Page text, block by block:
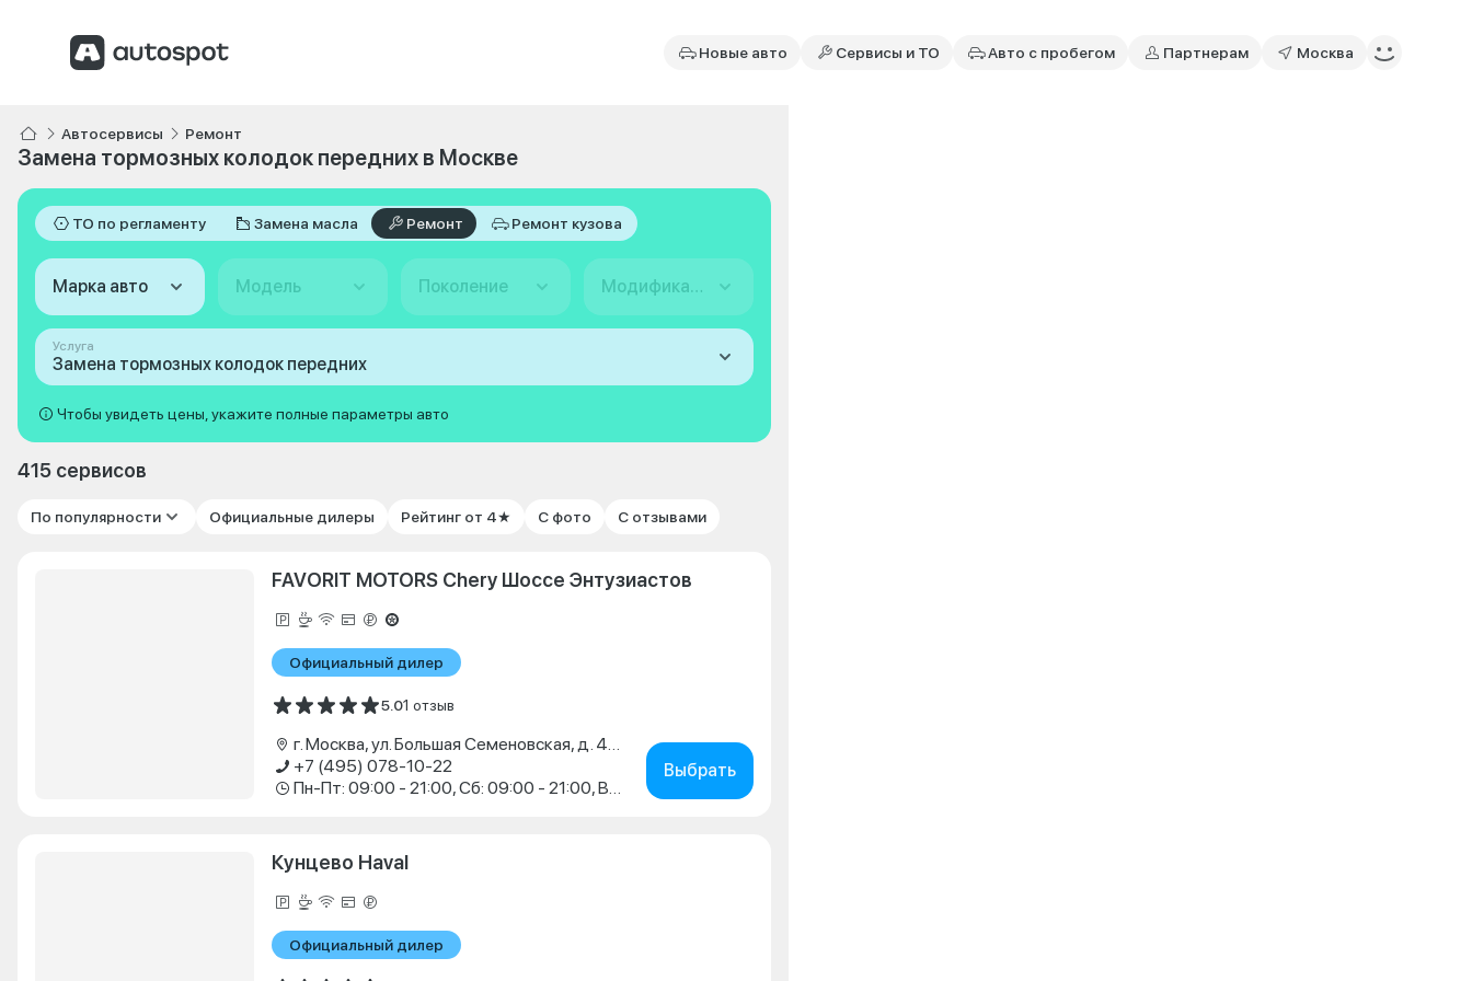
Новые авто Сервисы и ТО Авто с пробегом Партнерам Москва
Автосервисы Ремонт
Замена тормозных колодок передних в Москве
ТО по регламенту Замена масла Ремонт Ремонт кузова
Марка авто Модель Поколение Модификация
Услуга
Замена тормозных колодок передних
Чтобы увидеть цены, укажите полные параметры авто
415 сервисов
По популярности Официальные дилеры Рейтинг от 4★ С фото С отзывами
FAVORIT MOTORS Chery Шоссе Энтузиастов
Официальный дилер
5.01 отзыв
г. Москва, ул. Большая Семеновская, д. 42, стр. 4
+7 (495) 078-10-22
Пн-Пт: 09:00 - 21:00, Сб: 09:00 - 21:00, Вс: 09:00 - 20:00
Выбрать
Кунцево Haval
Официальный дилер